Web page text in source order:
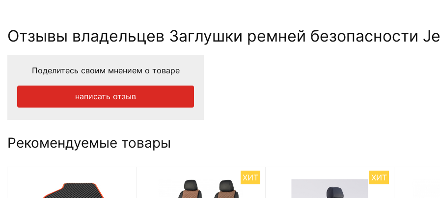
Отзывы владельцев Заглушки ремней безопасности
Поделитесь своим мнением о товаре
написать отзыв
Рекомендуемые товары
ХИТ ХИТ